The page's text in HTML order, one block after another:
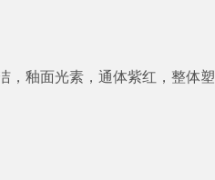
，釉面光素，通体紫红，整体塑